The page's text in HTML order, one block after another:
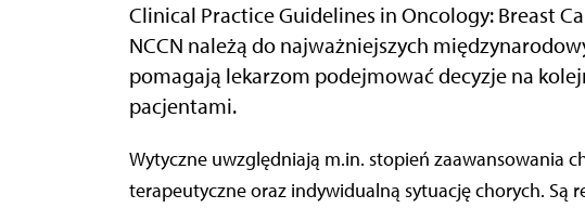
Clinical Practice Guidelines in Oncology: Breast
NCCN należą do najważniejszych
pomagają lekarzom podejmować decyzje na
pacjentami.
Wytyczne uwzględniają m.in. stopień zaawansowania choroby, dostępne metody diagnostyczne i
terapeutyczne oraz indywidualną sytuację chorych. Są